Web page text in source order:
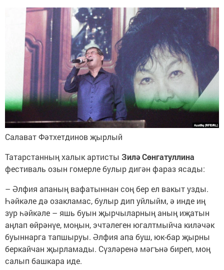
Салават Фәтхетдинов җырлый
Татарстанның халык артисты Зилә Сөнгатуллина
фестиваль озын гомерле булыр дигән фараз ясады:
– Әлфия апаның вафатыннан соң бер ел вакыт узды.
Һәйкәле дә озакламас, булыр дип уйлыйм, ә инде иң
зур һәйкәле – яшь буын җырчыларның аның иҗатын
аңлап өйрәнүе, моңын, эчтәлеген югалтмыйча киләчәк
буыннарга тапшыруы. Әлфия апа буш, юк-бар җырны
беркайчан җырламады. Сүзләренә мәгънә биреп, моң
салып башкара иде.